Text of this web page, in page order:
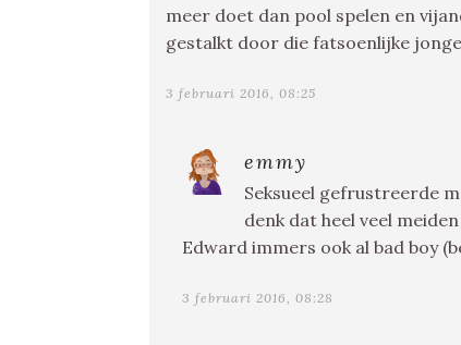
meer doet dan pool spelen en
gestalkt door die fatsoenlijke
3 februari 2016, 08:25
emmy
Seksueel gefrustreerde
denk dat heel veel
Edward immers ook al bad boy
3 februari 2016, 08:28